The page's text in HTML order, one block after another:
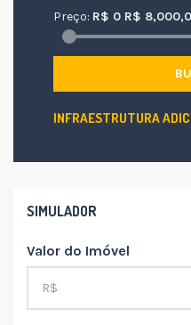
Preço: R$ 0 R$
INFRAESTRUTURA
SIMULADOR
Valor do Imóvel